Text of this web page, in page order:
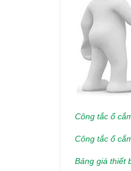
Công tắc ổ
Công tắc ổ
Bảng giá thiết